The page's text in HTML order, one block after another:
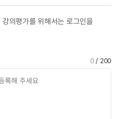
의평가를 위해서는 로그인을
0/ 200